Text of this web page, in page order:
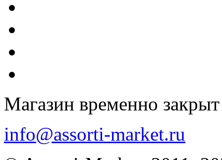
Магазин временно закрыт
info@assorti-market.ru